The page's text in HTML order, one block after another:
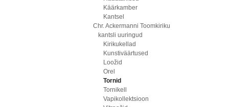
Käärkamber
Kantsel
Chr. Ackermanni Toomkiriku
kantsli uuringud
Kirikukellad
Kunstiväärtused
Loožid
Orel
Tornid
Tornikell
Vapikollektsioon